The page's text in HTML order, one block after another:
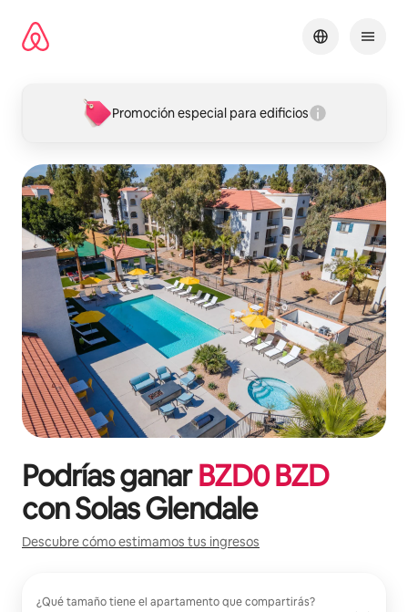
contenido
Promoción especial para edificios
Podrías ganarBZD0BZD
conSolas Glendale
Descubre cómo estimamos tus ingresos
¿Qué tamaño tiene el apartamento que compartirás?